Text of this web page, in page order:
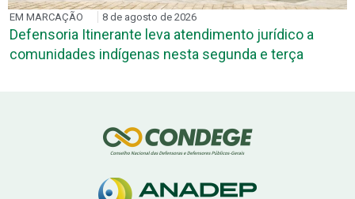
EM MARCAÇÃO 8 de agosto de 2026
Defensoria Itinerante leva atendimento jurídico a
comunidades indígenas nesta segunda e terça